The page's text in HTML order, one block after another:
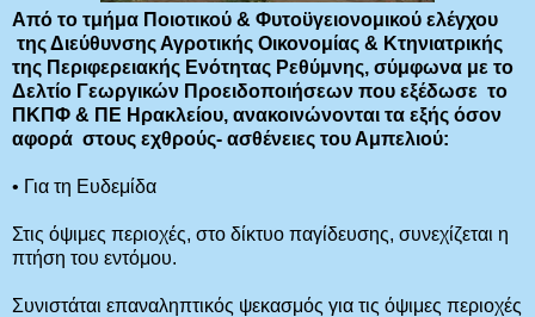
Από το τμήμα Ποιοτικού & Φυτοϋγειονομικού ελέγχου
της Διεύθυνσης Αγροτικής Οικονομίας & Κτηνιατρικής
της Περιφερειακής Ενότητας Ρεθύμνης, σύμφωνα με το
Δελτίο Γεωργικών Προειδοποιήσεων που εξέδωσε το
ΠΚΠΦ & ΠΕ Ηρακλείου, ανακοινώνονται τα εξής όσον
αφορά στους εχθρούς- ασθένειες του Αμπελιού:
• Για τη Ευδεμίδα
Στις όψιμες περιοχές, στο δίκτυο παγίδευσης, συνεχίζεται η
πτήση του εντόμου.
Συνιστάται επαναληπτικός ψεκασμός για τις όψιμες περιοχές